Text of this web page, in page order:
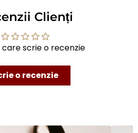
Clienți
care scrie o recenzie
o recenzie